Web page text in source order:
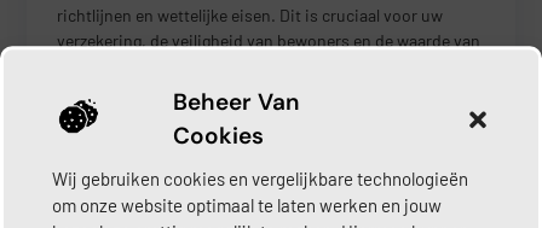
Beheer Van
Cookies
Wij gebruiken cookies en vergelijkbare technologieën
om onze website optimaal te laten werken en jouw
richtlijnen en wettelijke eisen. Dit is cruciaal voor uw
verzekering, de veiligheid van bewoners en de waarde van
Vind snel en eenvoudig een